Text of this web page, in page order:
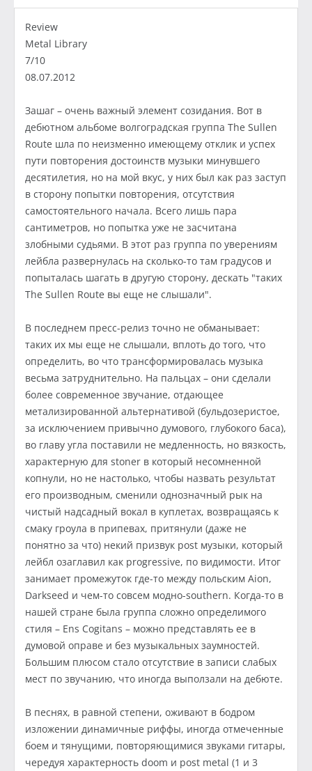
Review
Metal Library
7/10
08.07.2012
Зашаг – очень важный элемент созидания. Вот в
дебютном альбоме волгоградская группа The Sullen
Route шла по неизменно имеющему отклик и успех
пути повторения достоинств музыки минувшего
десятилетия, но на мой вкус, у них был как раз заступ
в сторону попытки повторения, отсутствия
самостоятельного начала. Всего лишь пара
сантиметров, но попытка уже не засчитана
злобными судьями. В этот раз группа по уверениям
лейбла развернулась на сколько-то там градусов и
попыталась шагать в другую сторону, дескать "таких
The Sullen Route вы еще не слышали".
В последнем пресс-релиз точно не обманывает:
таких их мы еще не слышали, вплоть до того, что
определить, во что трансформировалась музыка
весьма затруднительно. На пальцах – они сделали
более современное звучание, отдающее
метализированной альтернативой (бульдозеристое,
за исключением привычно думового, глубокого баса),
во главу угла поставили не медленность, но вязкость,
характерную для stoner в который несомненной
копнули, но не настолько, чтобы назвать результат
его производным, сменили однозначный рык на
чистый надсадный вокал в куплетах, возвращаясь к
смаку гроула в припевах, притянули (даже не
понятно за что) некий призвук post музыки, который
лейбл озаглавил как progressive, по видимости. Итог
занимает промежуток где-то между польским Aion,
Darkseed и чем-то совсем модно-southern. Когда-то в
нашей стране была группа сложно определимого
стиля – Ens Cogitans – можно представлять ее в
думовой оправе и без музыкальных заумностей.
Большим плюсом стало отсутствие в записи слабых
мест по звучанию, что иногда выползали на дебюте.
В песнях, в равной степени, оживают в бодром
изложении динамичные риффы, иногда отмеченные
боем и тянущими, повторяющимися звуками гитары,
чередуя характерность doom и post metal (1 и 3